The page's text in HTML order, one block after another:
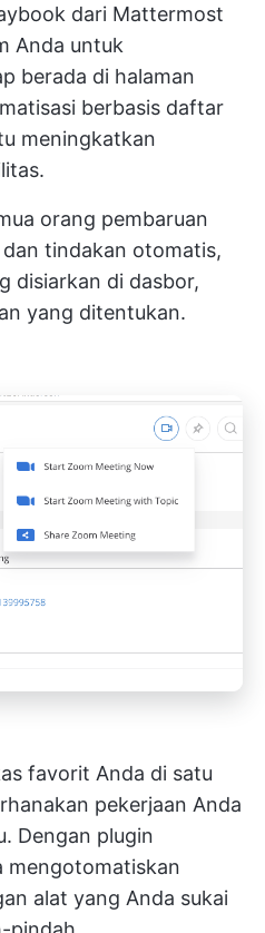
dari Mattermost
Anda untuk
berada di halaman
berbasis daftar
meningkatkan
orang pembaruan
tindakan otomatis,
disiarkan di dasbor,
yang ditentukan.
favorit Anda di satu
pekerjaan Anda
Dengan plugin
mengotomatiskan
alat yang Anda sukai